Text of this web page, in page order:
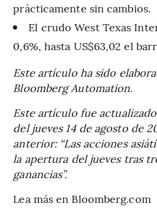
prácticamente sin cambios.
El crudo West Texas
0,6%, hasta US$63,02 el
Este artículo ha sido
Bloomberg Automation.
Este artículo fue actualizado
del jueves 14 de agosto de
anterior: “Las acciones
la apertura del jueves tras
ganancias”.
Lea más en Bloomberg.com